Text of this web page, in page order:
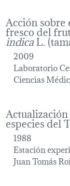
Acción
fresco del
indicaL.
2009
Laboratorio
Ciencias
especies del
1988
Estación
Juan Tomás